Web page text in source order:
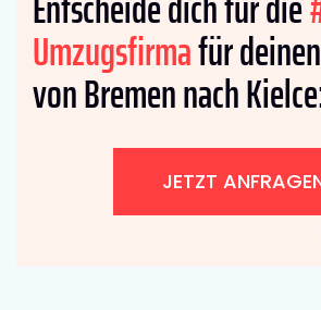
Umzugsfirmafür
von Bremen nach
JETZT